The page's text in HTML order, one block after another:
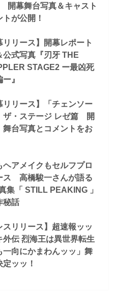
開幕舞台写真＆キャスト
トが公開！
リリース】開幕レポート
公式写真『刃牙 THE
STAGE2 ー最凶死
』
リリース】「チェンソー
ザ・ステージ レゼ篇 開
台写真とコメントをお
ヘアメイクもセルフプロ
ス 高橋駿一さんが語る
集「 STILL PEAKING 」
秘話
スリリース】超速報ッッ
外伝 烈海王は異世界転生
一向にかまわんッッ」舞
定ッッ！